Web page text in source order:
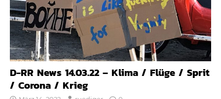
D-RR News 14.03.22 – Klima / Flüge / Sprit
/ Corona / Krieg